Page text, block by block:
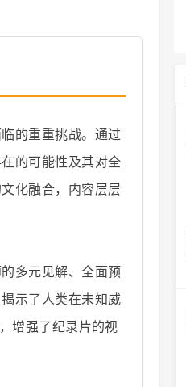
的重重挑战。通过
的可能性及其对全
化融合，内容层层
多元见解、全面预
示了人类在未知威
增强了纪录片的视